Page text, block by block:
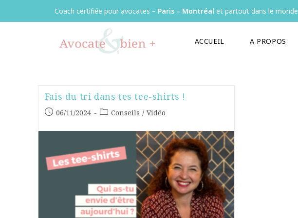
Coach certifiée pour avocates – Paris – Montréal et partout dans le monde
ACCUEIL A PROPOS
Fais du tri dans tes tee-shirts !
06/11/2024 Conseils / Vidéo
Panneau de gestion des cookies